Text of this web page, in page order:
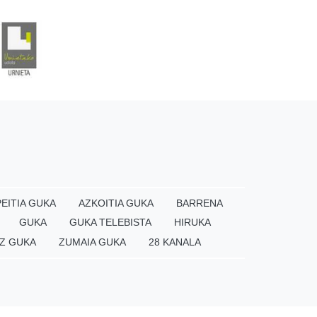
GUKA AZKOITIA GUKA
BARRENA
GUKA GUKA TELEBISTA
HIRUKA
GUKA ZUMAIA GUKA 28 KANALA